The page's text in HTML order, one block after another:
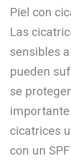
Piel con
Las
sensibles
pueden
se
cicatrices
con un